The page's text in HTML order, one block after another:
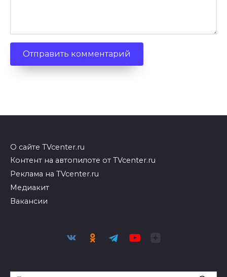
О сайте TVcenter.ru
Контент на автопилоте от TVcenter.ru
Реклама на TVcenter.ru
Медиакит
Вакансии